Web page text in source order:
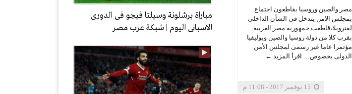
مباراة برشلونة وسيلتا فيجو فى الدورى
الاسبانى اليوم | شبكة عرب مصر
مصر والصين وروسيا يقاطعون اجتماع
بمجلس الامن يتدخل فى الشأن الداخلي
لفنرويلا،قاطعت جمهورية مصر العربية
بقرب كلا من دولة روسيا والصين وبوليفيا
مؤتمرا عاما غير رسمى لمجلس الأمن
الدولى بخصوص… اقرأ المزيد ←
15 نوفمبر 2017 - 11:08 م